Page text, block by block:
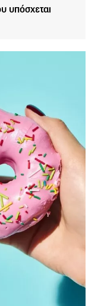
υπόσχεται